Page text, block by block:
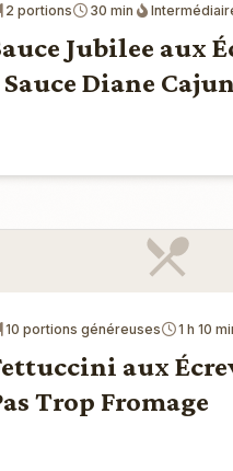
2 portions 30 min
Jubilee aux
Sauce Diane Cajun
10 portions généreuses 1 h 10
aux
Trop Fromage